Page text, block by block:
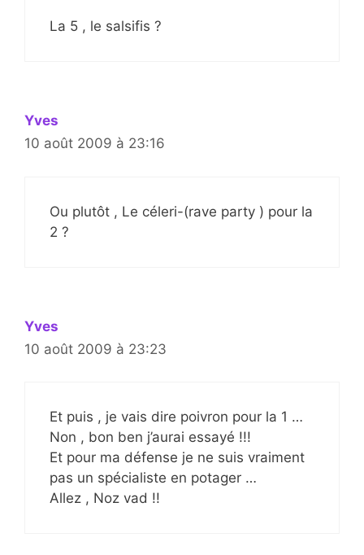
La 5 , le salsifis ?
Yves
10 août 2009 à 23:16
Ou plutôt , Le céleri-(rave party ) pour la
2 ?
Yves
10 août 2009 à 23:23
Et puis , je vais dire poivron pour la 1 …
Non , bon ben j’aurai essayé !!!
Et pour ma défense je ne suis vraiment
pas un spécialiste en potager …
Allez , Noz vad !!